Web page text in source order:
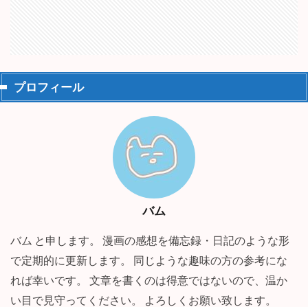
プロフィール
バム
バム と申します。 漫画の感想を備忘録・日記のような形
で定期的に更新します。 同じような趣味の方の参考にな
れば幸いです。 文章を書くのは得意ではないので、温か
い目で見守ってください。 よろしくお願い致します。